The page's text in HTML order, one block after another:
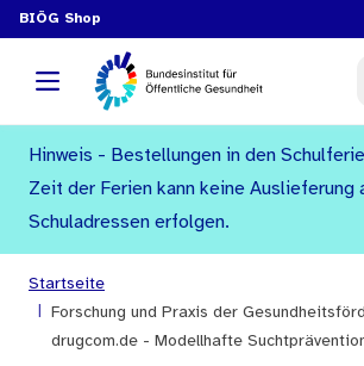
BIÖG Shop
Hinweis - Bestellungen in den
Zeit der Ferien kann keine Auslieferung
Schuladressen erfolgen.
Startseite
Forschung und Praxis der
drugcom.de - Modellhafte